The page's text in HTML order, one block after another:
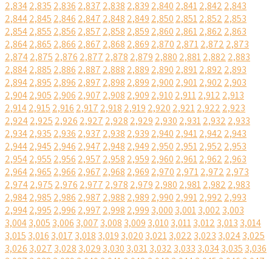
2,8342,835 2,836 2,837 2,838 2,839 2,840 2,8412,842 2,843
2,8442,845 2,846 2,847 2,848 2,849 2,850 2,8512,852 2,853
2,8542,855 2,856 2,857 2,858 2,859 2,860 2,8612,862 2,863
2,8642,865 2,866 2,867 2,868 2,869 2,870 2,8712,872 2,873
2,8742,875 2,876 2,877 2,878 2,879 2,880 2,8812,882 2,883
2,8842,885 2,886 2,887 2,888 2,889 2,890 2,8912,892 2,893
2,8942,895 2,896 2,897 2,898 2,899 2,900 2,9012,902 2,903
2,9042,905 2,906 2,907 2,908 2,909 2,910 2,9112,912 2,913
2,9142,915 2,916 2,917 2,918 2,919 2,920 2,9212,922 2,923
2,9242,925 2,926 2,927 2,928 2,929 2,930 2,9312,932 2,933
2,9342,935 2,936 2,937 2,938 2,939 2,940 2,9412,942 2,943
2,9442,945 2,946 2,947 2,948 2,949 2,950 2,9512,952 2,953
2,9542,955 2,956 2,957 2,958 2,959 2,960 2,9612,962 2,963
2,9642,965 2,966 2,967 2,968 2,969 2,970 2,9712,972 2,973
2,9742,975 2,976 2,977 2,978 2,979 2,980 2,9812,982 2,983
2,9842,985 2,986 2,987 2,988 2,989 2,990 2,9912,992 2,993
2,9942,995 2,996 2,997 2,998 2,999 3,000 3,0013,002 3,003
3,0043,005 3,006 3,007 3,008 3,009 3,010 3,0113,012 3,013 3,014
3,015 3,016 3,017 3,018 3,019 3,020 3,0213,022 3,023 3,0243,025
3,026 3,027 3,028 3,029 3,030 3,0313,032 3,033 3,0343,035 3,036